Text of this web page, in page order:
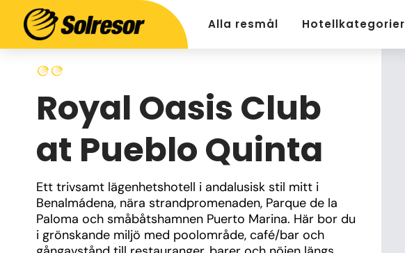
Alla resmål Hotellkategorier
Royal Oasis Club
at Pueblo Quinta
Ett trivsamt lägenhetshotell i andalusisk stil mitt i
Benalmádena, nära strandpromenaden, Parque de la
Paloma och småbåtshamnen Puerto Marina. Här bor du
i grönskande miljö med poolområde, café/bar och